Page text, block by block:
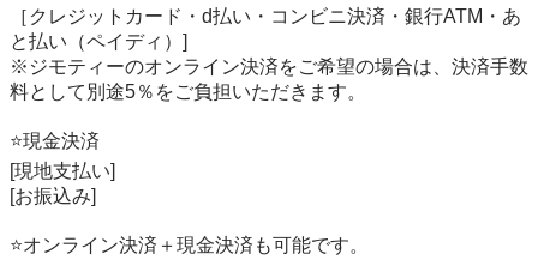
［クレジットカード・d払い・コンビニ決済・銀行ATM・あ
と払い（ペイディ）]
※ジモティーのオンライン決済をご希望の場合は、決済手数
料として別途5％をご負担いただきます。
⭐️現金決済
[現地支払い]
[お振込み]
⭐️オンライン決済＋現金決済も可能です。